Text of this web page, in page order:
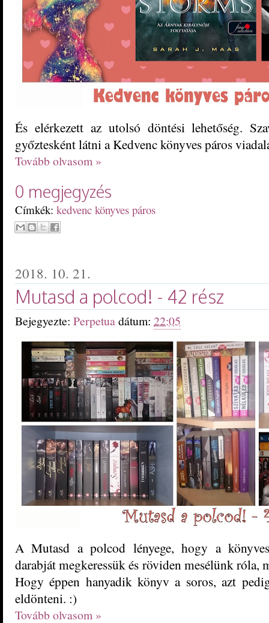
És elérkezett az utolsó döntési lehetőség.
győztesként látni a Kedvenc könyves páros
Tovább olvasom »
0 megjegyzés
Címkék: kedvenc könyves páros
2018. 10. 21.
Mutasd a polcod! - 42 rész
Bejegyezte: Perpetuadátum: 22:05
A Mutasd a polcod lényege, hogy a
darabját megkeressük és röviden mesélünk róla,
Hogy éppen hanyadik könyv a soros, azt
eldönteni. :)
Tovább olvasom »